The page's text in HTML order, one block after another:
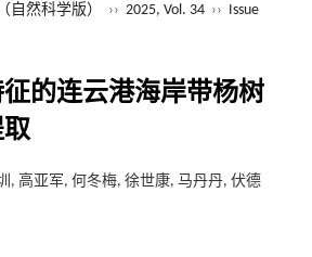
自然科学版） ›› 2025, Vol. 34 ›› Issue
的连云港海岸带杨树
, 高亚军, 何冬梅, 徐世康, 马丹丹, 伏德